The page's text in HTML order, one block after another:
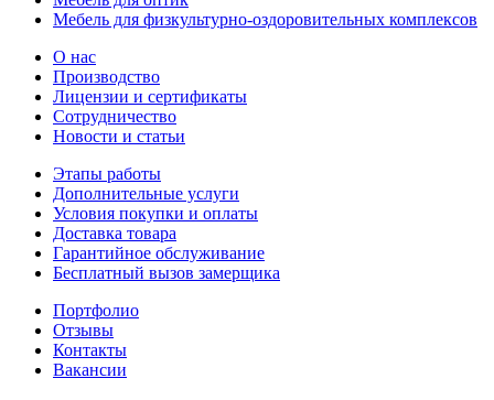
Мебель для физкультурно-оздоровительных комплексов
О нас
Производство
Лицензии и сертификаты
Сотрудничество
Новости и статьи
Этапы работы
Дополнительные услуги
Условия покупки и оплаты
Доставка товара
Гарантийное обслуживание
Бесплатный вызов замерщика
Портфолио
Отзывы
Контакты
Вакансии